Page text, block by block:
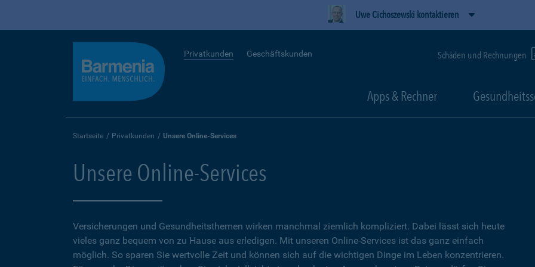
Uwe Cichoszewski kontaktieren
Privatkunden Geschäftskunden Schäden und Rechnungen
Apps & Rechner
Startseite Privatkunden Unsere Online-Services
Unsere Online-Services
Versicherungen und Gesundheitsthemen wirken manchmal ziemlich kompliziert. Dabei lässt sich heute
vieles ganz bequem von zu Hause aus erledigen. Mit unseren Online-Services ist das ganz einfach
möglich. So sparen Sie wertvolle Zeit und können sich auf die wichtigen Dinge im Leben konzentrieren.